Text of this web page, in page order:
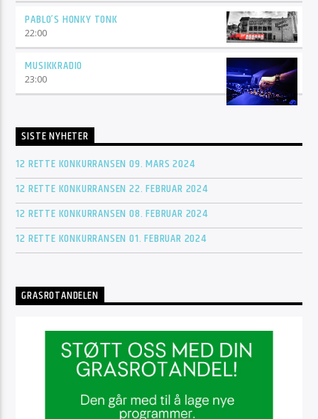
PABLO’S HONKY TONK
22:00
MUSIKKRADIO
23:00
SISTE NYHETER
12 RETTE KONKURRANSEN 09. MARS 2024
12 RETTE KONKURRANSEN 22. FEBRUAR 2024
12 RETTE KONKURRANSEN 08. FEBRUAR 2024
12 RETTE KONKURRANSEN 01. FEBRUAR 2024
GRASROTANDELEN